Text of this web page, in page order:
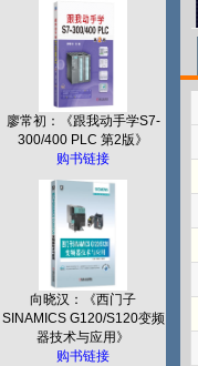
廖常初：《跟我动手学S7-
300/400 PLC 第2版》
购书链接
向晓汉：《西门子
SINAMICS G120/S120变频
器技术与应用》
购书链接